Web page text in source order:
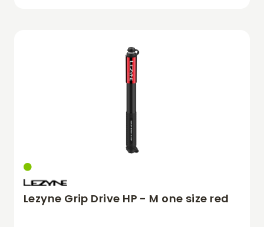
Lezyne Grip Drive HP - M one size red